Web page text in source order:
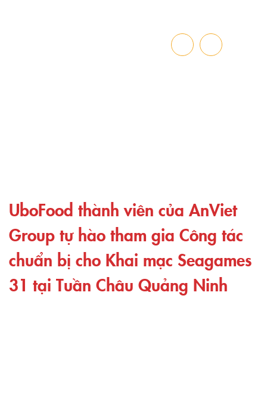
UboFood thành viên của AnViet
Group tự hào tham gia Công tác
chuẩn bị cho Khai mạc Seagames
31 tại Tuần Châu Quảng Ninh